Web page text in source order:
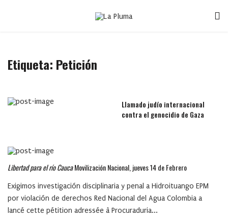
Etiqueta: Petición
Llamado judío internacional
contra el genocidio de Gaza
Libertad para el río CaucaMovilización Nacional, jueves 14 de Febrero
Exigimos investigación disciplinaria y penal a Hidroituango EPM
por violación de derechos Red Nacional del Agua Colombia a
lancé cette pétition adressée à Procuraduria...